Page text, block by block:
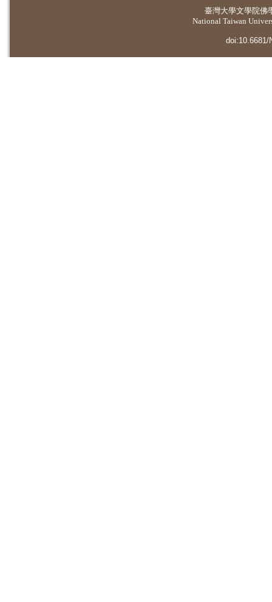
臺灣大學文學院佛
National Taiwan
doi:10.6681/